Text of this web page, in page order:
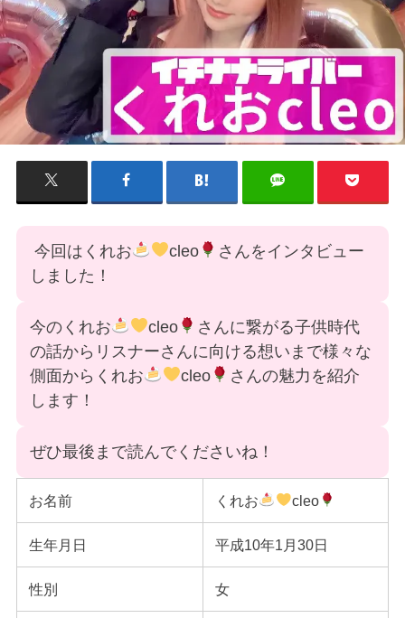
今回はくれお cleo
さんをインタビュー
しました！
今のくれお cleo
さんに繋がる子供時代
の話からリスナーさんに向ける想いまで様々な
側面からくれお
cleo
さんの魅力を紹介
します！
ぜひ最後まで読んでくださいね！
お名前 くれお cleo
生年月日 平成10年1月30日
性別 女